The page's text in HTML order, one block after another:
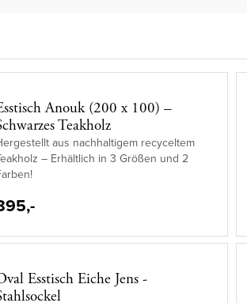
Anouk (200 x 100) –
Teakholz
aus nachhaltigem recyceltem
– Erhältlich in 3 Größen und 2
Esstisch Eiche Jens -